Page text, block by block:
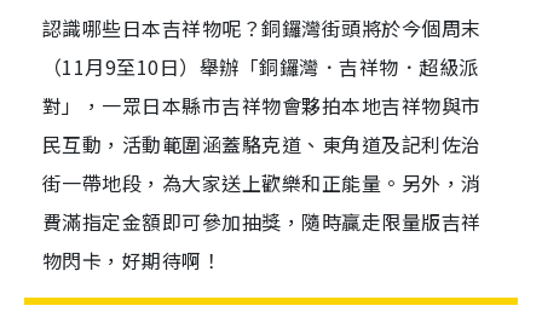
認識哪些日本吉祥物呢？銅鑼灣街頭將於今個周末
（11月9至10日）舉辦「銅鑼灣．吉祥物．超級派
對」，一眾日本縣市吉祥物會夥拍本地吉祥物與市
民互動，活動範圍涵蓋駱克道、東角道及記利佐治
街一帶地段，為大家送上歡樂和正能量。另外，消
費滿指定金額即可參加抽獎，隨時贏走限量版吉祥
物閃卡，好期待啊！